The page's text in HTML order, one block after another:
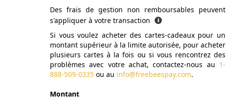
Des frais de gestion non remboursables peuvent
s'appliquer à votre transaction
Si vous voulez acheter des cartes-cadeaux pour un
montant supérieur à la limite autorisée, pour acheter
plusieurs cartes à la fois ou si vous rencontrez des
problèmes avec votre achat, contactez-nous au 1-
888-509-0335 ou au info@freebeespay.com.
Montant